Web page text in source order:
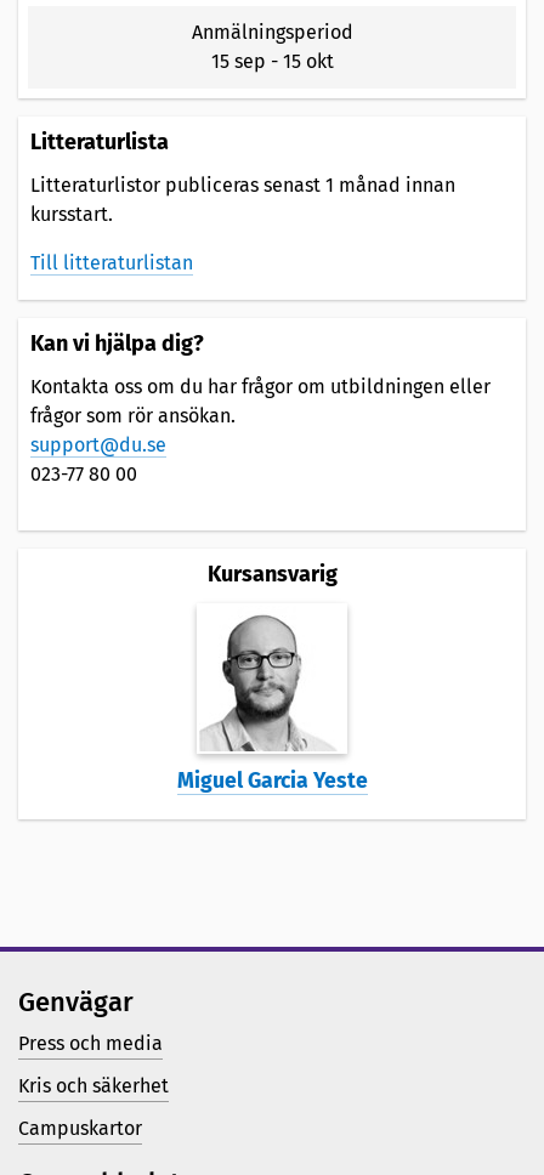
Anmälningsperiod
15 sep - 15 okt
Litteraturlista
Litteraturlistor publiceras senast 1 månad innan
kursstart.
Till litteraturlistan
Kan vi hjälpa dig?
Kontakta oss om du har frågor om utbildningen eller
frågor som rör ansökan.
support@du.se
023-77 80 00
Kursansvarig
Miguel Garcia Yeste
Genvägar
Press och media
Kris och säkerhet
Campuskartor